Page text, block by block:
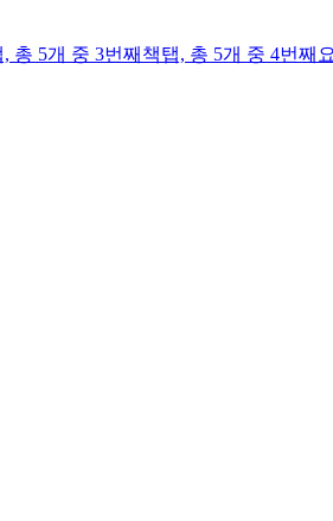
, 총 5개 중 3번째 책탭, 총 5개 중 4번째